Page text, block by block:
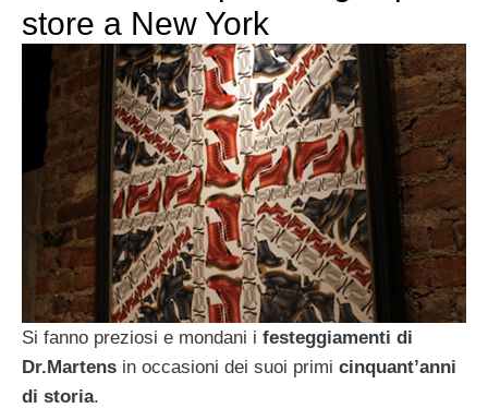
store a New York
Si fanno preziosi e mondani i festeggiamenti di
Dr.Martens in occasioni dei suoi primi cinquant’anni
di storia.